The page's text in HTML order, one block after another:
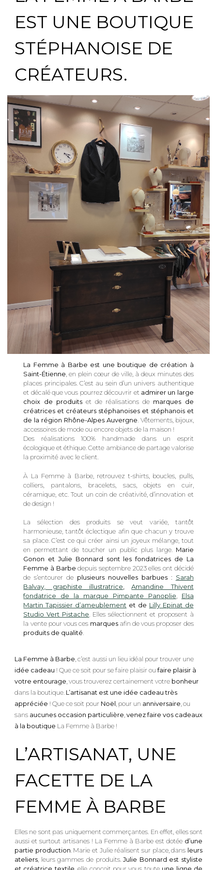
EST UNE BOUTIQUE
STÉPHANOISE DE
CRÉATEURS.
La Femme à Barbe est une boutique de création à
Saint-Étienne , en plein cœur de ville, à deux minutes des
places principales. C’est au sein d’un univers authentique
et décalé que vous pourrez découvrir et admirer un large
choix de produitset de réalisations de marques de
créatrices et créateurs stéphanoises et stéphanois et
de la région Rhône-Alpes Auvergne . Vêtements, bijoux,
accessoires de mode ou encore objets de la maison !
Des réalisations 100% handmade dans un esprit
écologique et éthique. Cette ambiance de partage valorise
la proximité avec le client.
À La Femme à Barbe, retrouvez t-shirts, boucles, pulls,
colliers, pantalons, bracelets, sacs, objets en cuir,
céramique, etc. Tout un coin de créativité, d’innovation et
de design !
La sélection des produits se veut variée, tantôt
harmonieuse, tantôt éclectique afin que chacun y trouve
sa place. C’est ce qui créer ainsi un joyeux mélange, tout
en permettant de toucher un public plus large. Marie
Gonon et Julie Bonnard sont les fondatrices de La
Femme à Barbe depuis septembre 2023 elles ont décidé
de s’entourer de plusieurs nouvelles barbues : Sarah
Balvay, graphiste illustratrice ,Amandine Thivent
fondatrice de la marque Pimpante Panoplie
Elsa
Martin Tapissier d’ameublement et de Lilly Epinat de
Studio Vert Pistache . Elles sélectionnent et proposent à
la vente pour vous ces marquesafin de vous proposer des
produits de qualité
La Femme à Barbe , c’est aussi un lieu idéal pour trouver une
idée cadeau ! Que ce soit pour se faire plaisir oufaire plaisir à
votre entourage , vous trouverez certainement votre bonheur
dans la boutique. L’artisanat est une idée cadeau très
appréciée ! Que ce soit pour Noël , pour un anniversaire , ou
sans aucunes occasion particulière venez faire vos cadeaux
à la boutique La Femme à Barbe !
L’ARTISANAT, UNE
FACETTE DE LA
FEMME À BARBE
Elles ne sont pas uniquement commerçantes. En effet, elles sont
aussi et surtout artisanes ! La Femme à Barbe est dotée d’une
partie production . Marie et Julie réalisent sur place, dans leurs
ateliers , leurs gammes de produits.Julie Bonnard est styliste